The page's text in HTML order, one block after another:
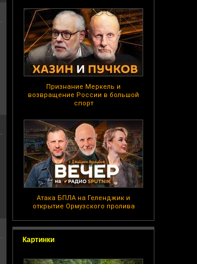
Признание Меркель и
возвращение России в большой
спорт
Атака БПЛА на Геленджик и
открытие Ормузского пролива
Картинки